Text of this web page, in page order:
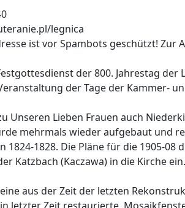
legnica
ist vor Spambots geschützt! Zur
der 800. Jahrestag
der Tage der Kammer-
Unseren Lieben Frauen auch
mehrmals wieder aufgebaut und
1824-1828. Die Pläne für die 1905-
Katzbach (Kaczawa) in die Kirche
aus der Zeit der letzten